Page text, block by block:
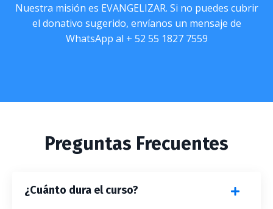
Nuestra misión es EVANGELIZAR. Si no puedes cubrir
el donativo sugerido, envíanos un mensaje de
WhatsApp al + 52 55 1827 7559
Preguntas Frecuentes
¿Cuánto dura el curso?